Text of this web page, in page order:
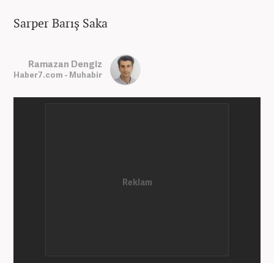
Sarper Barış Saka
Ramazan Dengiz
Haber7.com - Muhabir